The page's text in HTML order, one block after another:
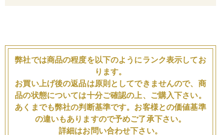
弊社では商品の程度を以下のようにランク表示してお
ります。
お買い上げ後の返品は原則としてできませんので、商
品の状態については十分ご確認の上、ご購入下さい。
あくまでも弊社の判断基準です。お客様との価値基準
の違いもありますので予めご了承下さい。
詳細はお問い合わせ下さい。